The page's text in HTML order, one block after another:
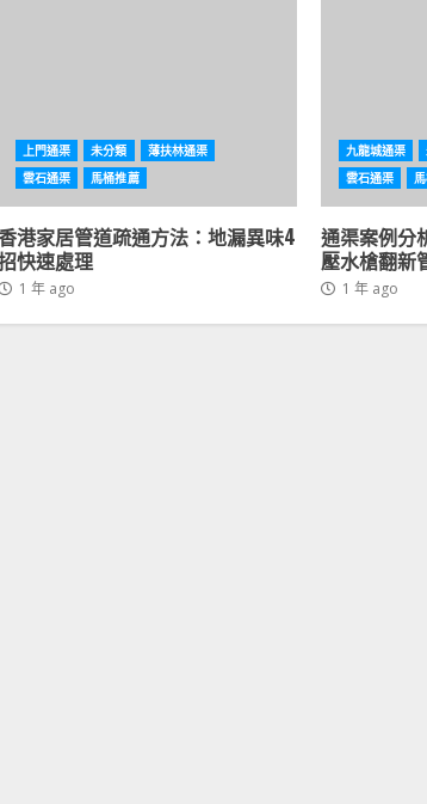
上門通渠 未分類
薄扶林通渠
雲石通渠
馬桶推薦
港家居管道疏通方法：地漏異味4
快速處理
1 年 ago
九龍城通渠
雲石通渠
通渠案例分
壓水槍翻新
1 年 ago